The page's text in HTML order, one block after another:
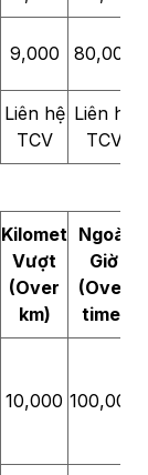
9,000 80,000
Liên hệ
TCV
Liên hệ
TCV
Kilomet
Vượt
(Over
km)
Ngoài
Giờ
(Over
time)
10,000 100,000